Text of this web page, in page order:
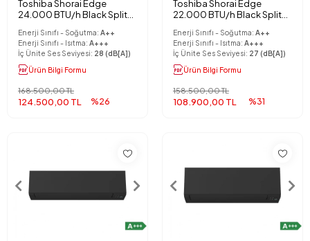
Toshiba Shorai Edge
24.000 BTU/h Black Split
Enerji Sınıfı - Soğutma: A++
Enerji Sınıfı - Isıtma: A+++
İç Ünite Ses Seviyesi: 28 (dB[A])
Ürün Bilgi Formu
124.500,00 TL
168.500,00 TL
%26
Toshiba Shorai Edge
22.000 BTU/h Black Split
Enerji Sınıfı - Soğutma: A++
Enerji Sınıfı - Isıtma: A+++
İç Ünite Ses Seviyesi: 27 (dB[A])
Ürün Bilgi Formu
108.900,00 TL
158.500,00 TL
%31